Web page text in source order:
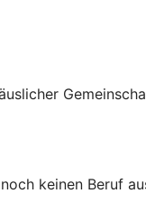
keinen Beruf